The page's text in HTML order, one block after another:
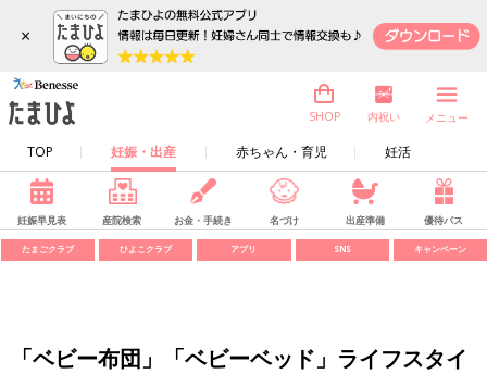
×
TOP 妊娠・出産 赤ちゃん・育児 妊活
SHOP 内祝い メニュー
妊娠早見表 産院検索 お金・手続き 名づけ 出産準備 優待パス
たまごクラブ ひよこクラブ アプリ SNS キャンペーン
「ベビー布団」「ベビーベッド」ライフスタイ